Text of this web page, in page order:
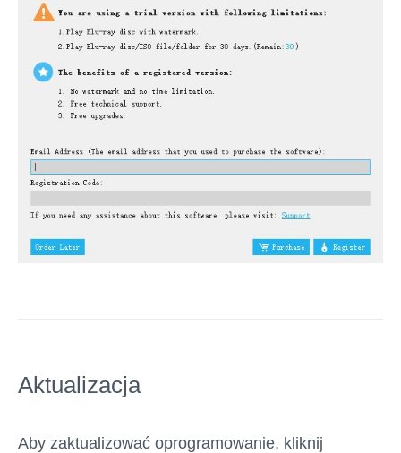
Aktualizacja
Aby zaktualizować oprogramowanie, kliknij